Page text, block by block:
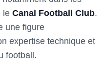
le Canal Football Club.
une figure
expertise technique et
football.